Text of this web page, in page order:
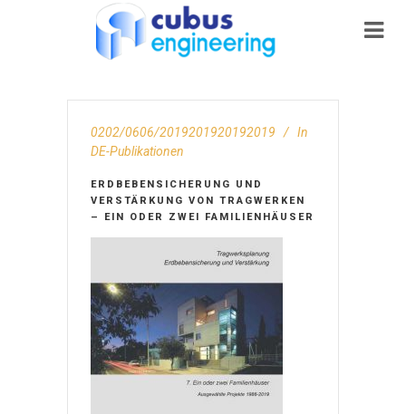
0202/0606/2019201920192019
In
DE-Publikationen
ERDBEBENSICHERUNG UND
VERSTÄRKUNG VON TRAGWERKEN
– EIN ODER ZWEI FAMILIENHÄUSER